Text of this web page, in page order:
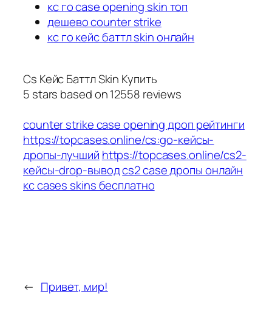
кс го case opening skin топ
дешево counter strike
кс го кейс баттл skin онлайн
Cs Кейс Баттл Skin Купить
5 stars based on12558 reviews
counter strike case opening дроп рейтинги
https://topcases.online/cs:go-кейсы-
дропы-лучший https://topcases.online/cs2-
кейсы-drop-выводcs2 case дропы онлайн
кс cases skins бесплатно
← Привет, мир!